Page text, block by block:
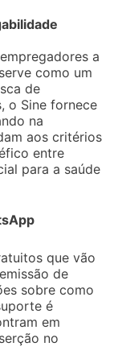
a
como um
de
o Sine fornece
na
aos critérios
entre
para a saúde
que vão
de
sobre como
é
em
no